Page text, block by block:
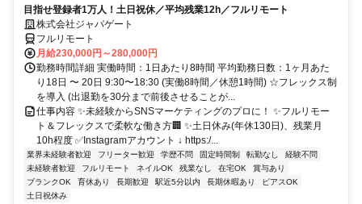
目指せ登録者1万人！土日祝休／平均残業12h／フルリモート
株式会社ジャパゲート
フルリモート
月給230,000円～280,000円
勤務時間詳細 実働時間：1日あたり8時間 平均勤務日数：1ヶ月あた
り18日 〜 20日 9:30〜18:30 (実働8時間／休憩1時間) ☆フレックス制
を導入 (出退勤を30分まで前後させることが...
仕事内容 ✨未経験からSNSマーケティングのプロに！ ✨フルリモー
ト＆フレックスで柔軟な働き方🏢 ✨土日休み(年休130日)、残業月
10h程度 ✅Instagramアカウント ↓ https:/...
業界未経験者歓迎 フリーター歓迎 学歴不問 固定時間制 転勤なし
経験不問
未経験者歓迎
フルリモート ネイルOK 残業なし 在宅OK
賞与あり
ブランクOK
育休あり 長期歓迎 駅近5分以内 長期休暇あり
ピアスOK
土日祝休み